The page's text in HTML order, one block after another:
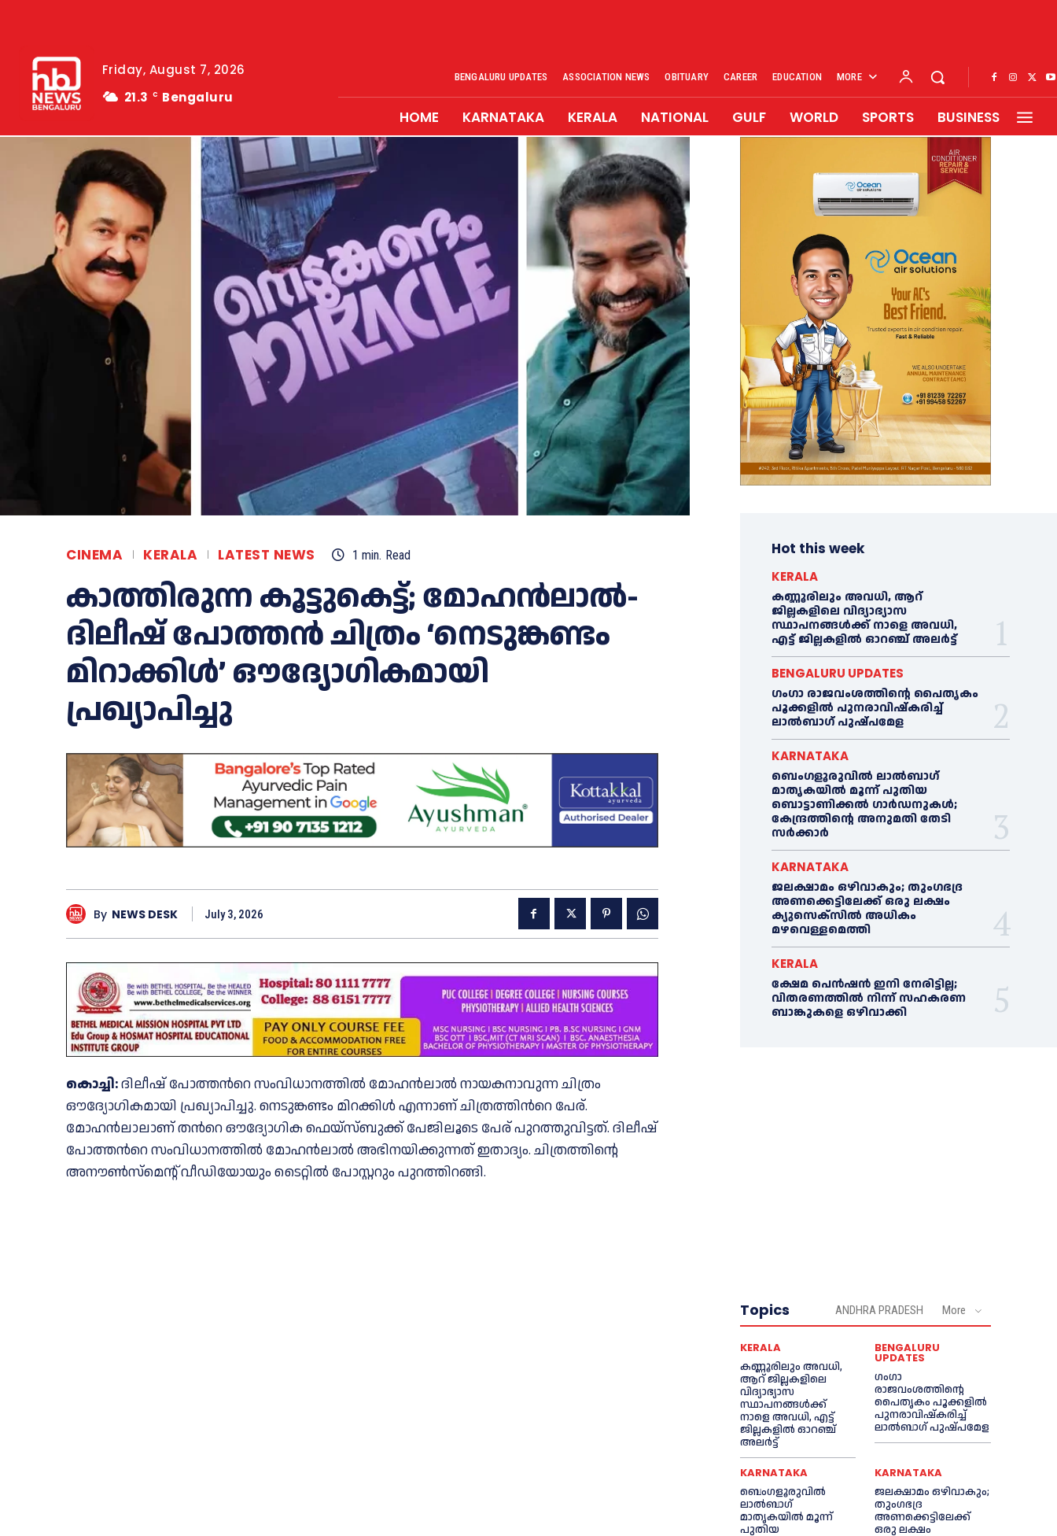
Friday, August 7, 2026
21.3
C Bengaluru
BENGALURU UPDATES ASSOCIATION NEWS OBITUARY CAREER EDUCATION MORE
HOME KARNATAKA KERALA NATIONAL GULF WORLD SPORTS BUSINESS
CINEMA KERALA LATEST NEWS 1 min. Read
കാത്തിരുന്ന കൂട്ടുകെട്ട്; മോഹൻലാൽ-
ദിലീഷ് പോത്തൻ ചിത്രം ‘നെടുങ്കണ്ടം
മിറാക്കിൾ’ ഔദ്യോഗികമായി
പ്രഖ്യാപിച്ചു
By NEWS DESK July 3, 2026
കൊച്ചി:ദിലീഷ് പോത്തന്‍റെ സംവിധാനത്തില്‍ മോഹന്‍ലാല്‍ നായകനാവുന്ന ചിത്രം
ഔദ്യോഗികമായി പ്രഖ്യാപിച്ചു. നെടുങ്കണ്ടം മിറക്കിള്‍ എന്നാണ് ചിത്രത്തിന്‍റെ പേര്.
മോഹൻലാലാണ് തന്‍റെ ഔദ്യോഗിക ഫെയ്സ്ബുക്ക് പേജിലൂടെ പേര് പുറത്തുവിട്ടത്. ദിലീഷ്
പോത്തന്‍റെ സംവിധാനത്തിൽ മോഹൻലാൽ അഭിനയിക്കുന്നത് ഇതാദ്യം. ചിത്രത്തിന്റെ
അനൗൺസ്മെന്റ് വീഡിയോയും ടൈറ്റിൽ പോസ്റ്ററും പുറത്തിറങ്ങി.
Hot this week
KERALA
കണ്ണൂരിലും അവധി, ആറ്
ജില്ലകളിലെ വിദ്യാഭ്യാസ
സ്ഥാപനങ്ങൾക്ക് നാളെ അവധി,
എട്ട് ജില്ലകളിൽ ഓറഞ്ച് അലർട്ട്
BENGALURU UPDATES
ഗംഗാ രാജവംശത്തിന്റെ പൈതൃകം
പൂക്കളിൽ പുനരാവിഷ്‌കരിച്ച്
ലാൽബാഗ് പുഷ്പമേള
KARNATAKA
ബെംഗളൂരുവിൽ ലാൽബാഗ്
മാതൃകയിൽ മൂന്ന് പുതിയ
ബൊട്ടാണിക്കൽ ഗാർഡനുകൾ;
കേന്ദ്രത്തിന്റെ അനുമതി തേടി
സർക്കാർ
KARNATAKA
ജലക്ഷാമം ഒഴിവാകും; തുംഗഭദ്ര
അണക്കെട്ടിലേക്ക് ഒരു ലക്ഷം
ക്യുസെക്സില്‍ അധികം
മഴവെള്ളമെത്തി
KERALA
ക്ഷേമ പെൻഷൻ ഇനി നേരിട്ടില്ല;
വിതരണത്തിൽ നിന്ന് സഹകരണ
ബാങ്കുകളെ ഒഴിവാക്കി
Topics ANDHRA PRADESH More
KERALA
കണ്ണൂരിലും അവധി,
ആറ് ജില്ലകളിലെ
വിദ്യാഭ്യാസ
സ്ഥാപനങ്ങൾക്ക്
നാളെ അവധി, എട്ട്
ജില്ലകളിൽ ഓറഞ്ച്
അലർട്ട്
BENGALURU
UPDATES
ഗംഗാ
രാജവംശത്തിന്റെ
പൈതൃകം പൂക്കളിൽ
പുനരാവിഷ്‌കരിച്ച്
ലാൽബാഗ് പുഷ്പമേള
KARNATAKA
ബെംഗളൂരുവിൽ
ലാൽബാഗ്
മാതൃകയിൽ മൂന്ന്
പുതിയ
KARNATAKA
ജലക്ഷാമം ഒഴിവാകും;
തുംഗഭദ്ര
അണക്കെട്ടിലേക്ക്
ഒരു ലക്ഷം